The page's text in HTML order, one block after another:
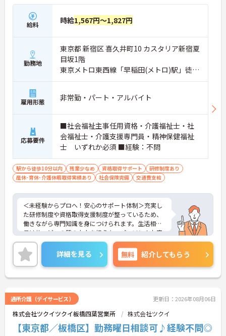
給料 時給1,567円～1,827円
勤務地
東京都 新宿区 喜久井町10 カスタリア新宿夏
目坂1階
東京メトロ東西線「早稲田(メトロ)駅」徒歩
1分
雇用形態 非常勤・パート・アルバイト
応募要件
■社会福祉主事任用資格・介護福祉士・社
会福祉士・介護支援専門員・精神保健福祉
士 いずれか必須 ■経験：不問
駅から徒歩10分以内 残業少なめ 資格取得サポート
研修制度あり
産休･育休･介護休暇取得実績あり
社会保険完備 交通費支給
＜未経験からプロへ！安心のサポート体制＞充実し
た研修制度や資格取得支援制度が整っているため、
働きながら専門知識を身につけられます。生活相談
員はサービスの質の向上を担うキーパーソン！お客
様やご家族との関わりを通じて、自分自身の人間性
も磨いていけるやりがいのあるお仕事です。
＜夜勤なしでプライベートも充実！柔軟な働き方＞
勤務曜日は相談可能♪ライフスタイルに合わせた働
き方が可能です。産休・育休制度も整っており、長
詳細を見る 無料 紹介してもらう
通所介護（デイサービス） 更新日：2026年08月06日
株式会社ツクイツクイ板橋四葉営業所 株式会社ツクイ
【東京都／板橋区】勤務曜日相談可♪経験不問◎